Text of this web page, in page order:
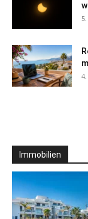
Immobilien